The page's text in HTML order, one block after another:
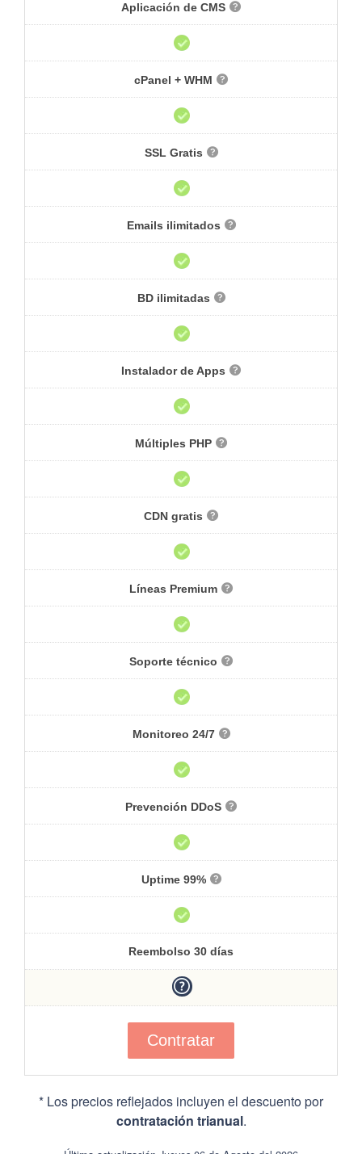
Aplicación de CMS
cPanel + WHM
SSL Gratis
Emails ilimitados
BD ilimitadas
Instalador de Apps
Múltiples PHP
CDN gratis
Líneas Premium
Soporte técnico
Monitoreo 24/7
Prevención DDoS
Uptime 99%
Reembolso 30 días
Contratar
* Los precios reflejados incluyen el descuento por
contratación trianual.